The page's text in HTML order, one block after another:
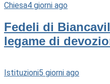
Chiesa4 giorni ago
Fedeli di
legame di
Istituzioni5 giorni ago